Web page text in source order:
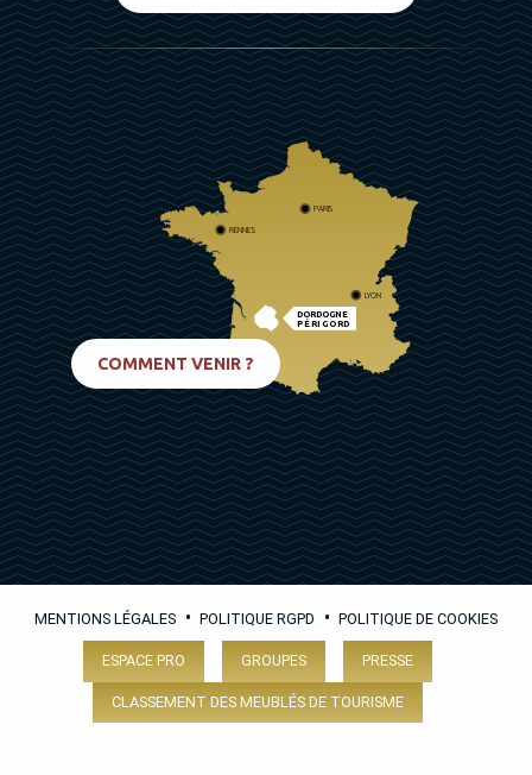
DORDOGNE
PÉRIGORD
PARIS
RENNES
LYON
COMMENT VENIR ?
MENTIONS LÉGALES • POLITIQUE RGPD • POLITIQUE DE COOKIES
ESPACE PRO GROUPES PRESSE
CLASSEMENT DES MEUBLÉS DE TOURISME